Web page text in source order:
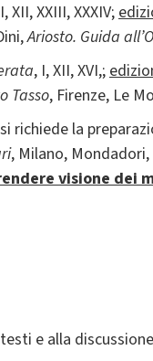
XII, XXIII, XXXIV;
Ariosto. Guida all’
, I, XII, XVI,;
Tasso, Firenze, Le
si richiede la
, Milano,
visione dei
e alla